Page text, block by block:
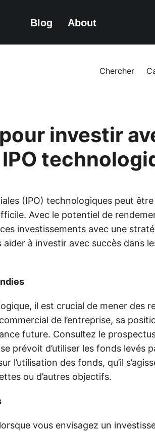
Blog About
Chercher
investir
(IPO) technologiques peut
Avec le potentiel de
investissements avec une
à investir avec succès dans
il est crucial de mener des
de l’entreprise, sa
future. Consultez le
prévoit d’utiliser les fonds levés
des fonds, qu’il
ou d’autres objectifs.
vous envisagez un